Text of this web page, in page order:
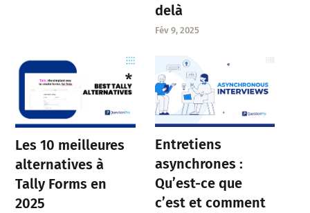
delà
Fév 9, 2025
Les 10 meilleures
alternatives à
Tally Forms en
2025
Entretiens
asynchrones :
Qu’est-ce que
c’est et comment